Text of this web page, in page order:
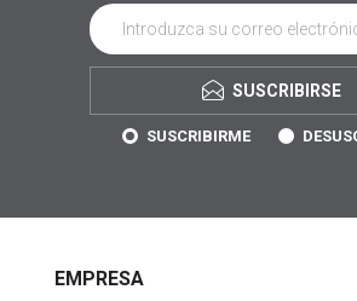
SUSCRIBIRSE
SUSCRIBIRME
EMPRESA